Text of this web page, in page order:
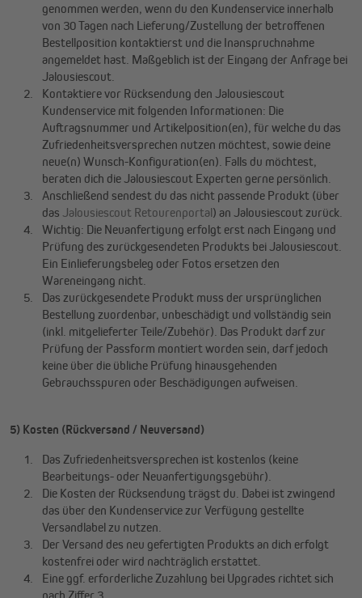
genommen werden, wenn du den Kundenservice innerhalb
von 30 Tagen nach Lieferung/Zustellung der betroffenen
Bestellposition kontaktierst und die Inanspruchnahme
angemeldet hast. Maßgeblich ist der Eingang der Anfrage bei
Jalousiescout.
Kontaktiere vor Rücksendung den Jalousiescout
Kundenservice mit folgenden Informationen: Die
Auftragsnummer und Artikelposition(en), für welche du das
Zufriedenheitsversprechen nutzen möchtest, sowie deine
neue(n) Wunsch-Konfiguration(en). Falls du möchtest,
beraten dich die Jalousiescout Experten gerne persönlich.
Anschließend sendest du das nicht passende Produkt (über
das Jalousiescout Retourenportal) an Jalousiescout zurück.
Wichtig: Die Neuanfertigung erfolgt erst nach Eingang und
Prüfung des zurückgesendeten Produkts bei Jalousiescout.
Ein Einlieferungsbeleg oder Fotos ersetzen den
Wareneingang nicht.
Das zurückgesendete Produkt muss der ursprünglichen
Bestellung zuordenbar, unbeschädigt und vollständig sein
(inkl. mitgelieferter Teile/Zubehör). Das Produkt darf zur
Prüfung der Passform montiert worden sein, darf jedoch
keine über die übliche Prüfung hinausgehenden
Gebrauchsspuren oder Beschädigungen aufweisen.
5) Kosten (Rückversand / Neuversand)
Das Zufriedenheitsversprechen ist kostenlos (keine
Bearbeitungs- oder Neuanfertigungsgebühr).
Die Kosten der Rücksendung trägst du. Dabei ist zwingend
das über den Kundenservice zur Verfügung gestellte
Versandlabel zu nutzen.
Der Versand des neu gefertigten Produkts an dich erfolgt
kostenfrei oder wird nachträglich erstattet.
Eine ggf. erforderliche Zuzahlung bei Upgrades richtet sich